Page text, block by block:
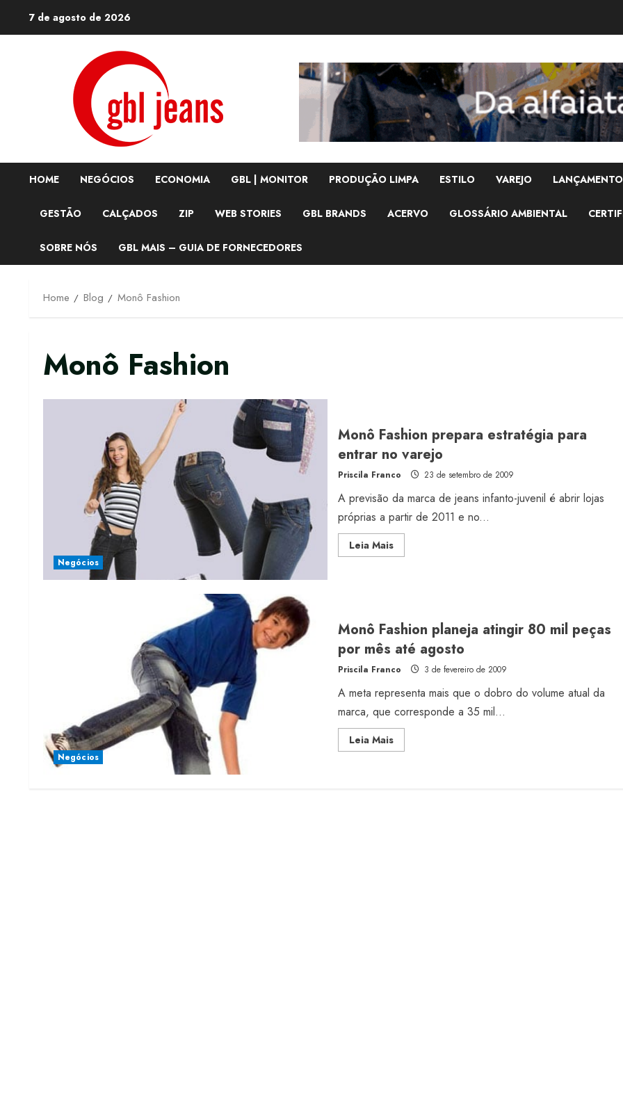
7 de agosto de 2026
HOME NEGÓCIOS ECONOMIA GBL | MONITOR PRODUÇÃO LIMPA ESTILO VAREJO
GESTÃO CALÇADOS ZIP WEB STORIES GBL BRANDS ACERVO GLOSSÁRIO AMBIENTAL
SOBRE NÓS GBL MAIS – GUIA DE FORNECEDORES
Home Blog Monô Fashion
Monô Fashion
Negócios
Monô Fashion prepara estratégia para
entrar no varejo
Priscila Franco 23 de setembro de 2009
A previsão da marca de jeans infanto-juvenil é abrir lojas
próprias a partir de 2011 e no...
Leia MaisRead
more
entrar
no
varejo
Negócios
Monô Fashion planeja atingir 80 mil peças
por mês até agosto
Priscila Franco 3 de fevereiro de 2009
A meta representa mais que o dobro do volume atual da
marca, que corresponde a 35 mil...
Leia MaisRead
more